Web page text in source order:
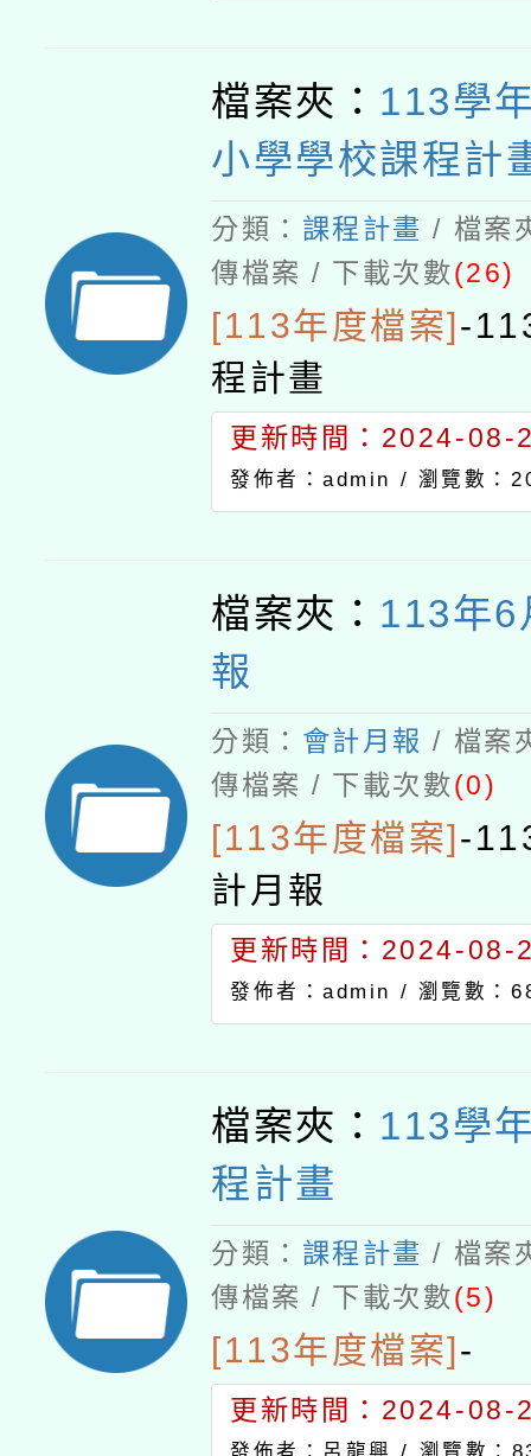
檔案夾： 113學
小學學校課程計
分類： 課程計畫 / 檔案
傳檔案 / 下載次數(26)
[113年度檔案] -
程計畫
更新時間：2024-08-
發佈者：admin / 瀏覽數：
檔案夾： 113年6
報
分類： 會計月報 / 檔案
傳檔案 / 下載次數(0)
[113年度檔案] -
計月報
更新時間：2024-08-
發佈者：admin / 瀏覽數：
檔案夾： 113學
程計畫
分類： 課程計畫 / 檔案
傳檔案 / 下載次數(5)
[113年度檔案] -
更新時間：2024-08-